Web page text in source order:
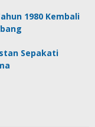
1980 Kembali
Sepakati